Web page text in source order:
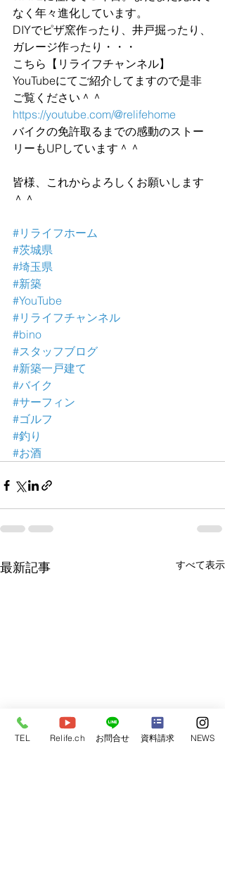
なく年々進化しています。
DIYでピザ窯作ったり、井戸掘ったり、
ガレージ作ったり・・・
こちら【リライフチャンネル】
YouTubeにてご紹介してますので是非
ご覧ください＾＾
https://youtube.com/@relifehome
バイクの免許取るまでの感動のストー
リーもUPしています＾＾
皆様、これからよろしくお願いします
＾＾
#リライフホーム
#茨城県
#埼玉県
#新築
#YouTube
#リライフチャンネル
#bino
#スタッフブログ
#新築一戸建て
#バイク
#サーフィン
#ゴルフ
#釣り
#お酒
最新記事 すべて表示
TEL Relife.ch お問合せ 資料請求 NEWS